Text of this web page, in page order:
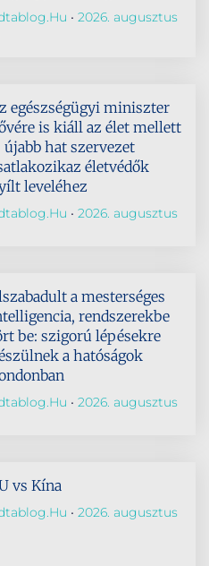
2026. augusztus
egészségügyi miniszter
is kiáll az élet mellett
hat szervezet
életvédők
leveléhez
2026. augusztus
a mesterséges
rendszerekbe
be: szigorú lépésekre
a hatóságok
2026. augusztus
vs Kína
2026. augusztus